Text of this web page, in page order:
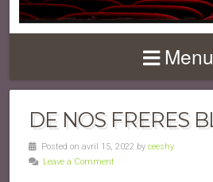
Menu
DE NOS FRERES
Posted on avril 15, 2022 by ceeshy
Leave a Comment